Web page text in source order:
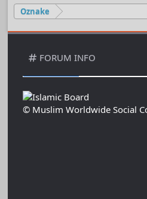
Oznake
FORUM INFO
© Muslim Worldwide Social